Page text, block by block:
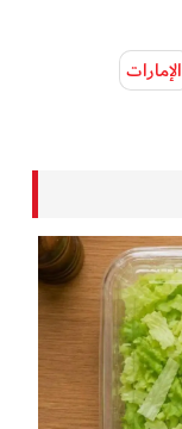
الإمارات